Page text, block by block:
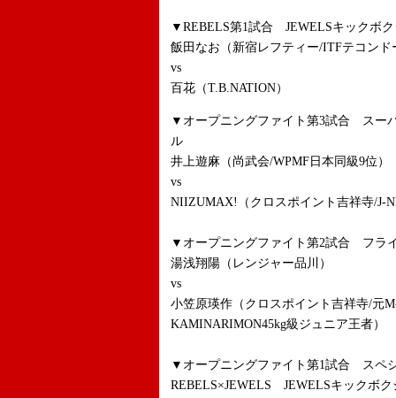
▼REBELS第1試合 JEWELSキックボ
飯田なお（新宿レフティー/ITFテコンド
vs
百花（T.B.NATION）
▼オープニングファイト第3試合 スー
ル
井上遊麻（尚武会/WPMF日本同級9位）
vs
NIIZUMAX!（クロスポイント吉祥寺/J-
▼オープニングファイト第2試合 フ
湯浅翔陽（レンジャー品川）
vs
小笠原瑛作（クロスポイント吉祥寺/元
KAMINARIMON45kg級ジュニア王者）
▼オープニングファイト第1試合 スペ
REBELS×JEWELS JEWELSキックボ